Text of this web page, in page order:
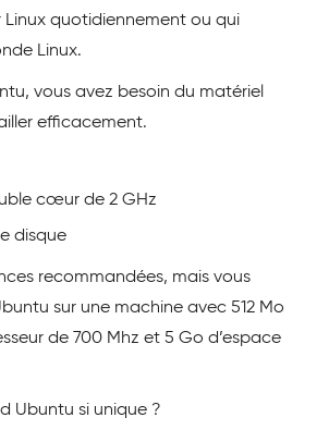
Linux quotidiennement ou qui
Linux.
vous avez besoin du matériel
efficacement.
cœur de 2 GHz
disque
recommandées, mais vous
sur une machine avec 512 Mo
de 700 Mhz et 5 Go d’espace
Ubuntu si unique ?